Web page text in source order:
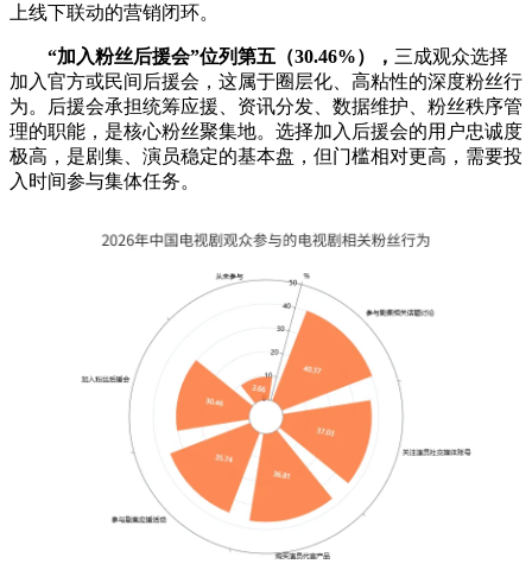
上线下联动的营销闭环。
“加入粉丝后援会”位列第五（30.46%）， 三成观众选择
加入官方或民间后援会，这属于圈层化、高粘性的深度粉丝行
为。后援会承担统筹应援、资讯分发、数据维护、粉丝秩序管
理的职能，是核心粉丝聚集地。选择加入后援会的用户忠诚度
极高，是剧集、演员稳定的基本盘，但门槛相对更高，需要投
入时间参与集体任务。